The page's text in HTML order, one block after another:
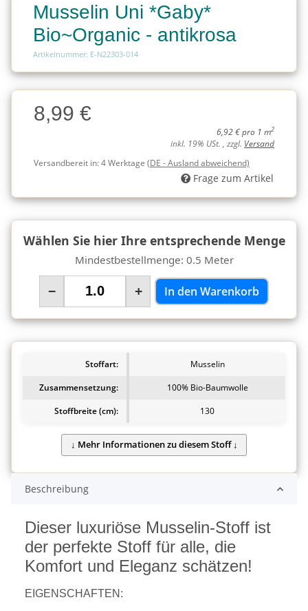
Musselin Uni *Gaby*
Bio~Organic - antikrosa
Artikelnummer: E-N22303-014
Charge
Charge8,99 €
6,92 € pro 1 m2
inkl. 19% USt. , zzgl. Versand
Versandbereit in:4 Werktage (DE - Ausland abweichend)
Frage zum Artikel
Wählen Sie hier Ihre entsprechende Menge
Mindestbestellmenge: 0.5 Meter
− + In den Warenkorb
Stoffart:
Musselin
Zusammensetzung:
100% Bio-Baumwolle
Stoffbreite (cm):
130
Beschreibung
Dieser luxuriöse Musselin-Stoff ist
der perfekte Stoff für alle, die
Komfort und Eleganz schätzen!
EIGENSCHAFTEN: